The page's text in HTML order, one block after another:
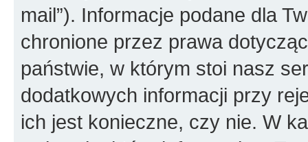
mail”). Informacje podane dla
chronione przez prawa
państwie, w którym stoi nasz
dodatkowych informacji przy
ich jest konieczne, czy nie. W